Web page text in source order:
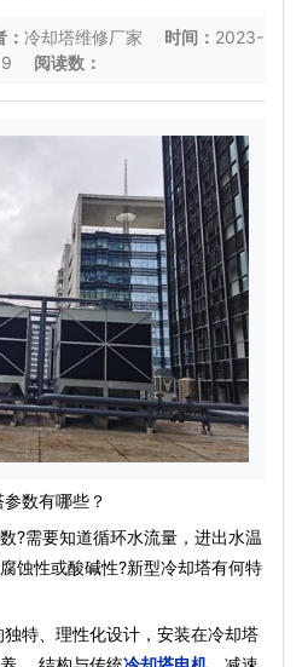
冷却塔维修厂家 时间： 2023-
阅读数：
参数有哪些？
?需要知道循环水流量，进出水温
蚀性或酸碱性?新型冷却塔有何特
特、理性化设计，安装在冷却塔